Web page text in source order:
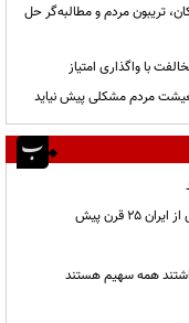
تریبون مردم و مطالبه‌گر حل
با واگذاری امتیاز
معیشت مردم مشکلی پیش نیاید
همه سهیم هستند